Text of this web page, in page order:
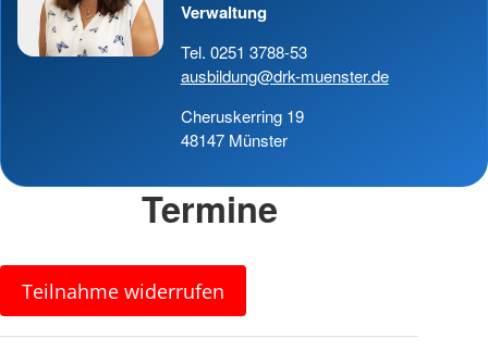
Verwaltung
Tel. 0251 3788-53
ausbildung@drk-muenster.de
Cheruskerring 19
48147 Münster
Termine
Teilnahme widerrufen